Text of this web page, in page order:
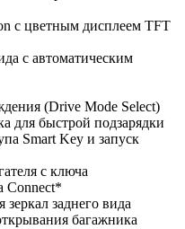
c цветным дисплеем TFT
с автоматическим
(Drive Mode Select)
для быстрой подзарядки
Smart Key и запуск
с ключа
Connect*
заднего вида
багажника